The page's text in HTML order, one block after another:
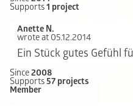
Supports1 project
Anette N.
wrote at 05.12.2014
Ein Stück gutes Gefühl
Since2008
Supports57 projects
Member